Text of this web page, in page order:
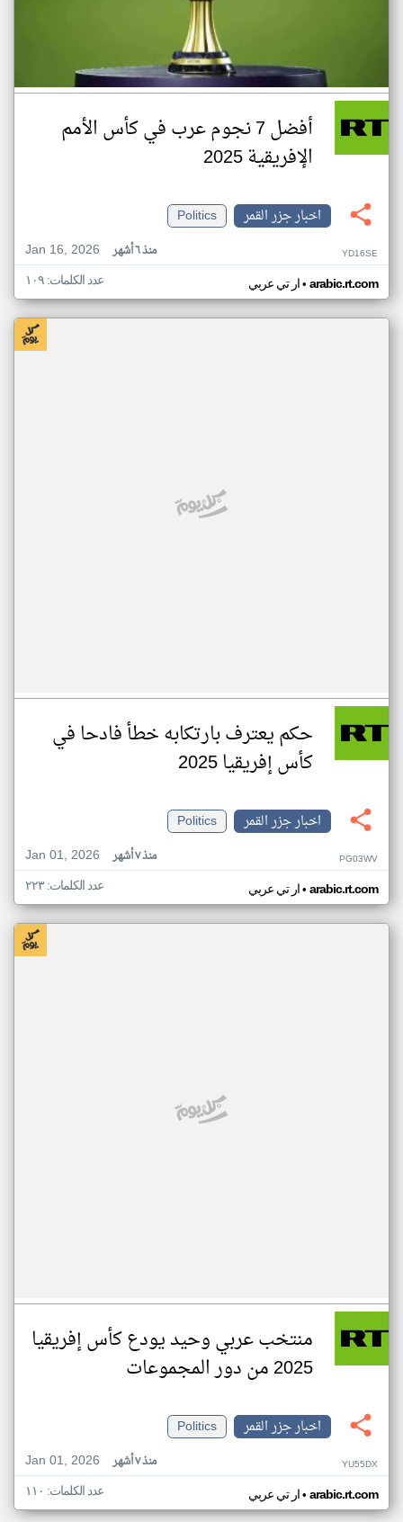
أفضل 7 نجوم عرب في كأس الأمم
الإفريقية 2025
اخبار جزر القمر
Politics
Jan 16, 2026
منذ ٦ أشهر YD16SE
ار تي عربي• arabic.rt.com عدد الكلمات: ١٠٩
حكم يعترف بارتكابه خطأ فادحا في
كأس إفريقيا 2025
اخبار جزر القمر
Politics
Jan 01, 2026
منذ ٧ أشهر PG03WV
ار تي عربي• arabic.rt.com عدد الكلمات: ٢٢٣
منتخب عربي وحيد يودع كأس إفريقيا
2025 من دور المجموعات
اخبار جزر القمر
Politics
Jan 01, 2026
منذ ٧ أشهر YU55DX
ار تي عربي• arabic.rt.com عدد الكلمات: ١١٠